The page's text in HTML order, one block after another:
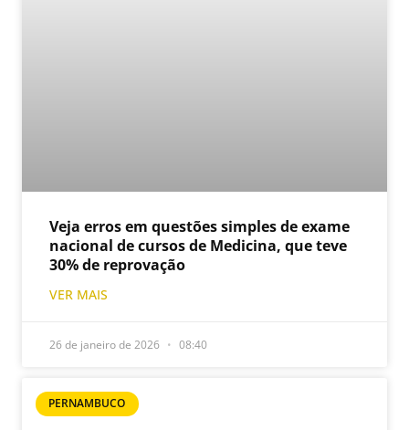
Veja erros em questões simples de exame
nacional de cursos de Medicina, que teve
30% de reprovação
VER MAIS
26 de janeiro de 2026 08:40
PERNAMBUCO